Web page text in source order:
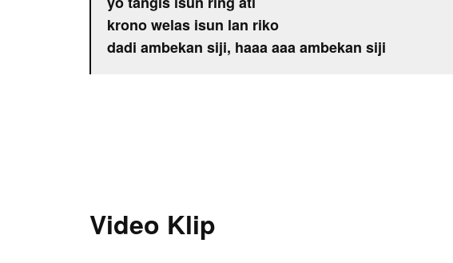
krono welas isun lan riko
dadi ambekan siji, haaa aaa ambekan siji
Video Klip